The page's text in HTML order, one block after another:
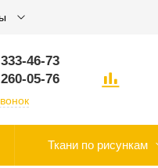
46-73
05-76
Ткани по рисункам